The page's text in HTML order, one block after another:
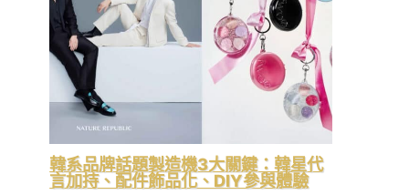
韓系品牌話題製造機3大關鍵：韓星代
言加持、配件飾品化、DIY參與體驗